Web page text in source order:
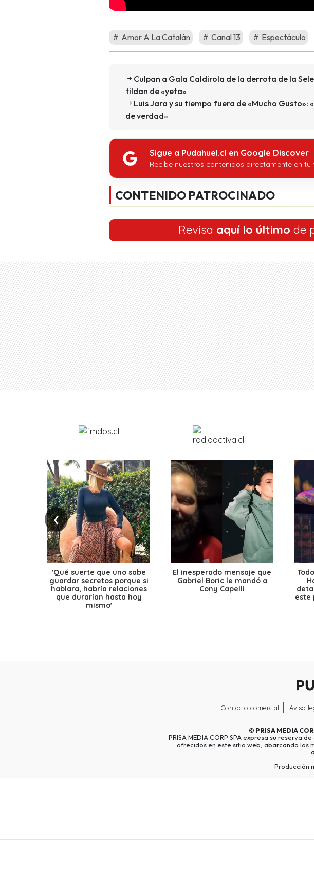
Amor A La Catalán Canal 13 Espectáculo
Culpan a Gala Caldirola de la derrota de la
tildan de «yeta»
Luis Jara y su tiempo fuera de «Mucho Gusto»:
de verdad»
Sigue a Pudahuel.cl en Google Discover
Recibe nuestros contenidos directamente en tu
CONTENIDO PATROCINADO
Revisa aquí lo último de
❮
'Qué suerte que uno sabe
guardar secretos porque si
hablara, habría relaciones
que durarían hasta hoy
mismo'
El inesperado mensaje que
Gabriel Boric le mandó a
Cony Capelli
este
Contacto comercial Aviso
© PRISA MEDIA
PRISA MEDIA CORP SPA expresa su reserva
ofrecidos en este sitio web, abarcando los
Producción